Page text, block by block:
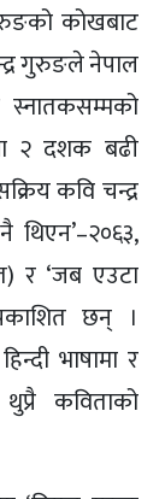
कोखबाट
गुरुङले नेपाल
स्नातकसम्मको
२ दशक बढी
कवि चन्द्र
र ‘जब एउटा
छन् ।
भाषामा र
कविताको